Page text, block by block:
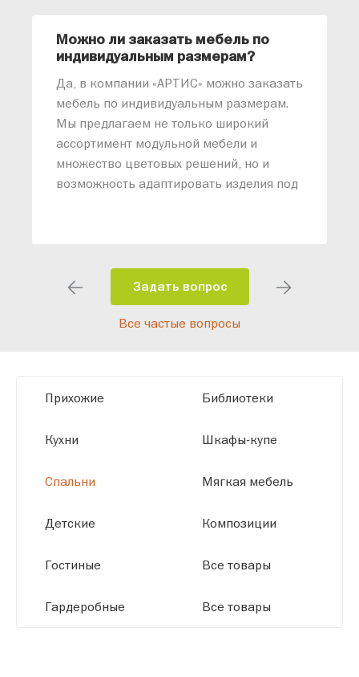
Можно ли заказать мебель по
индивидуальным размерам?
Да, в компании «АРТИС» можно заказать
мебель по индивидуальным размерам.
Мы предлагаем не только широкий
ассортимент модульной мебели и
множество цветовых решений, но и
возможность адаптировать изделия под
помещения и личные пожелания.
Благодаря современному
высокотехнологичному оборудованию
размерам.
Задать вопрос
Все частые вопросы
Прихожие
Кухни
Спальни
Детские
Гостиные
Гардеробные
Библиотеки
Шкафы-купе
Мягкая мебель
Композиции
Все товары
Все товары